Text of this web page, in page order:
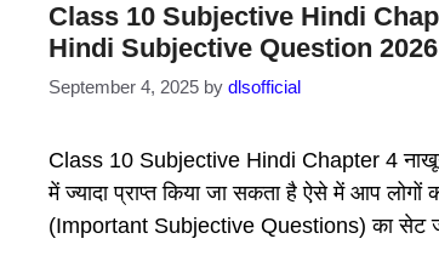
Class 10 Subjective Hindi
Hindi Subjective Question 2026
September 4, 2025 by dlsofficial
Class 10 Subjective Hindi Chapter 4 नाखून
में ज्यादा प्राप्त किया जा सकता है ऐसे में आप लोगों
(Important Subjective Questions) का सेट